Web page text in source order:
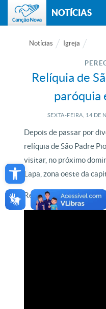
Open toolbar
NOTÍCIAS
Notícias Igreja
Relíquia de
paróquia
SEXTA-FEIRA, 14 DE
Depois de passar por
relíquia de São Padre
visitar, no próximo
Lapa, zona oeste da
Reportagem de Aline